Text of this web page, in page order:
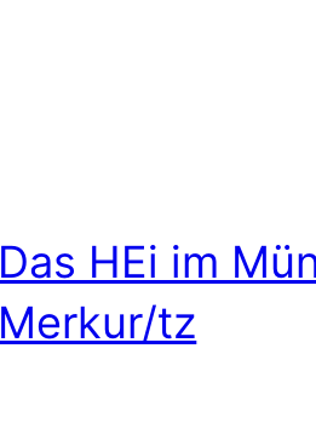
Das HEi im
Merkur/tz